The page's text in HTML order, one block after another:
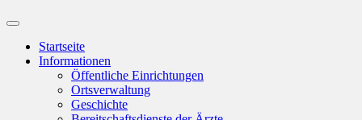
Suchfeld
ein-/ausblenden
Startseite
Informationen
Öffentliche Einrichtungen
Ortsverwaltung
Geschichte